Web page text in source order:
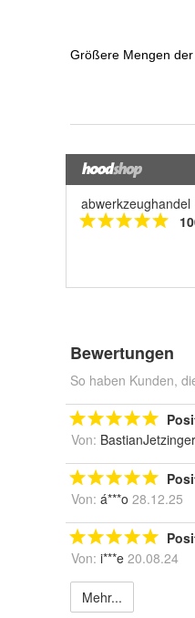
abwerkzeughandel
Bewertungen
So haben Kunden,
Von: BastianJetzinger
Von: á***o 28.12.25
Von: i***e 20.08.24
Mehr...